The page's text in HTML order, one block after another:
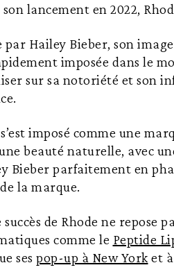
son lancement en 2022,
par Hailey Bieber, son
imposée dans le
sur sa notoriété et son
imposé comme une
beauté naturelle, avec
Bieber parfaitement en
de la marque.
succès de Rhode ne repose
comme le Peptide
ses pop-up à New York et